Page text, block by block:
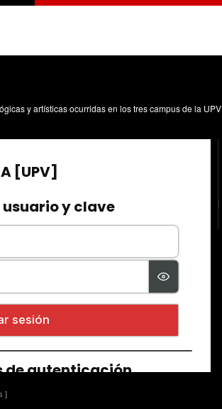
y artísticas ocurridas en los tres campus de la UPV
]